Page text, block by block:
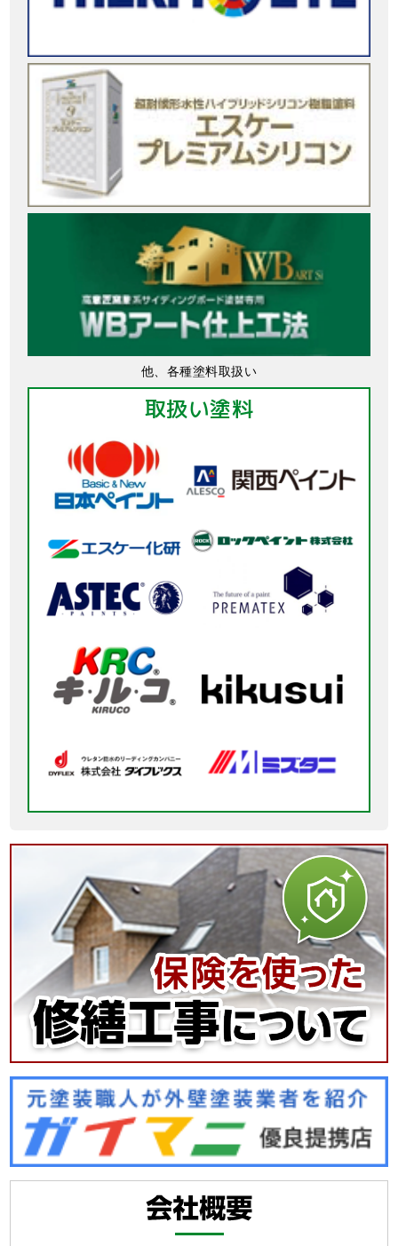
他、各種塗料取扱い
取扱い塗料